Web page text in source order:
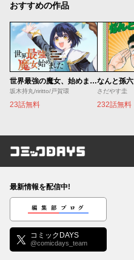
おすすめの作品
世界最強の魔女、始めました ～私だけ『攻略サイト』を見れる世界で自由に生きます～
坂木持丸/riritto/戸賀環
23話無料
なんと孫六
さだやす圭
232話無料
コミックDAYS
最新情報を配信中!
編集部ブログ
コミックDAYS
@comicdays_team